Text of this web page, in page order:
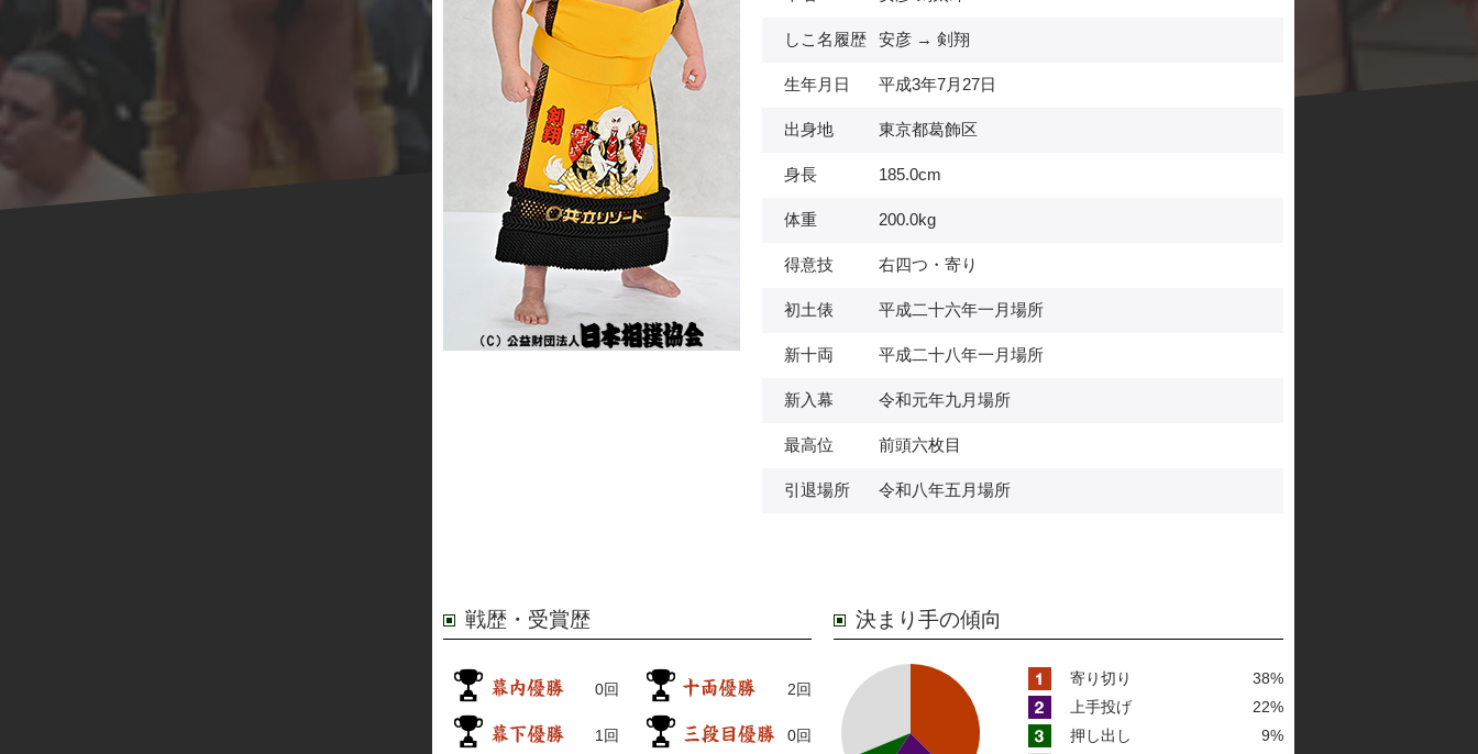
しこ名履歴 安彦 → 剣翔
生年月日 平成3年7月27日
出身地 東京都葛飾区
身長 185.0cm
体重 200.0kg
得意技 右四つ・寄り
初土俵 平成二十六年一月場所
新十両 平成二十八年一月場所
新入幕 令和元年九月場所
最高位 前頭六枚目
引退場所 令和八年五月場所
戦歴・受賞歴
0回 2回
1回 0回
決まり手の傾向
寄り切り
38%
上手投げ
22%
押し出し
9%